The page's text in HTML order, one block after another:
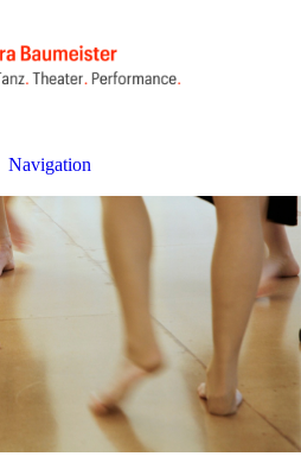
Navigation